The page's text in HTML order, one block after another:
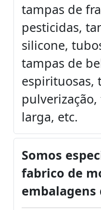
tampas de
pesticidas,
silicone,
tampas de
espirituosas,
larga, etc.
Somos
fabrico de
embalagens